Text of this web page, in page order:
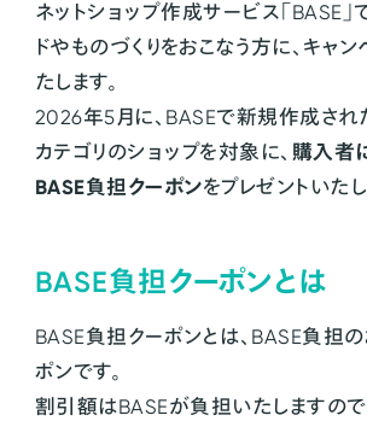
ネットショップ作成サービス「BASE」
ドやものづくりをおこなう方に、キャ
たします。
2026年5月に、BASEで新規作成された
カテゴリのショップを対象に、 購入者
BASE負担クーポンをプレゼントいたし
BASE負担クーポンとは
BASE負担クーポンとは、BASE負担
ポンです。
割引額はBASEが負担いたしますので